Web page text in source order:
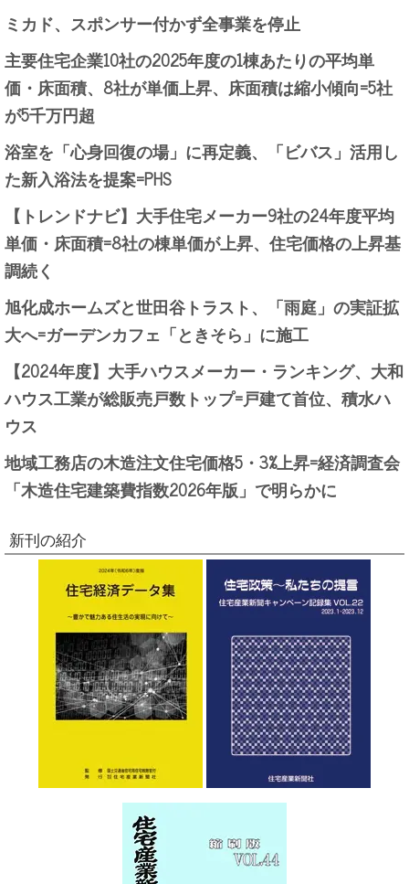
ミカド、スポンサー付かず全事業を停止
主要住宅企業10社の2025年度の1棟あたりの平均単
価・床面積、8社が単価上昇、床面積は縮小傾向=5社
が5千万円超
浴室を「心身回復の場」に再定義、「ビバス」活用し
た新入浴法を提案=PHS
【トレンドナビ】大手住宅メーカー9社の24年度平均
単価・床面積=8社の棟単価が上昇、住宅価格の上昇基
調続く
旭化成ホームズと世田谷トラスト、「雨庭」の実証拡
大へ=ガーデンカフェ「ときそら」に施工
【2024年度】大手ハウスメーカー・ランキング、大和
ハウス工業が総販売戸数トップ=戸建て首位、積水ハ
ウス
地域工務店の木造注文住宅価格5・3%上昇=経済調査会
「木造住宅建築費指数2026年版」で明らかに
新刊の紹介